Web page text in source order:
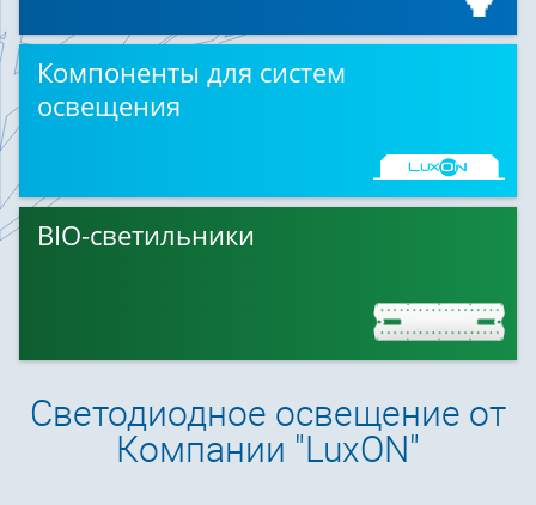
Компоненты для систем
освещения
BIO-светильники
Светодиодное освещение от
Компании "LuxON"